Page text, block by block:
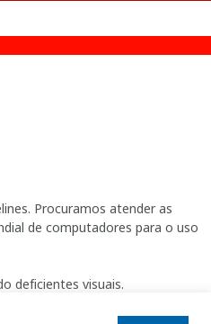
Procuramos atender as
de computadores para o uso
deficientes visuais.